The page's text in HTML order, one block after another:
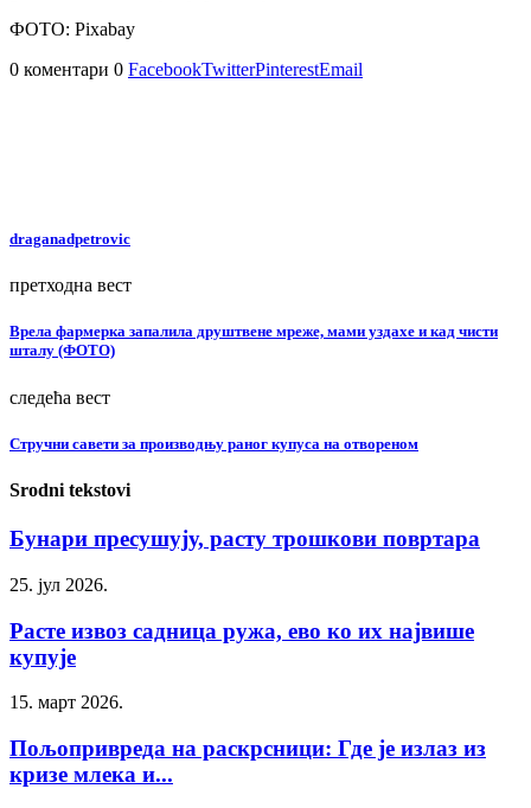
ФОТО: Pixabay
0 коментари 0 FacebookTwitterPinterestEmail
draganadpetrovic
претходна вест
Врела фармерка запалила друштвене мреже, мами уздахе и кад чисти
шталу (ФОТО)
следећа вест
Стручни савети за производњу раног купуса на отвореном
Srodni tekstovi
Бунари пресушују, расту трошкови повртара
25. јул 2026.
Расте извоз садница ружа, ево ко их највише
купује
15. март 2026.
Пољопривреда на раскрсници: Где је излаз из
кризе млека и...